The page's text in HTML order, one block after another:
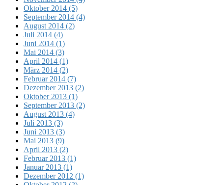
Oktober 2014 (5)
September 2014 (4)
August 2014 (2)
Juli 2014 (4)
Juni 2014 (1)
Mai 2014 (3)
April 2014 (1)
März 2014 (2)
Februar 2014 (7)
Dezember 2013 (2)
Oktober 2013 (1)
September 2013 (2)
August 2013 (4)
Juli 2013 (3)
Juni 2013 (3)
Mai 2013 (9)
April 2013 (2)
Februar 2013 (1)
Januar 2013 (1)
Dezember 2012 (1)